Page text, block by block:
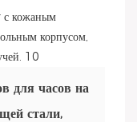
для часов на
стали,